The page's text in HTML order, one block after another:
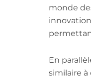
monde
En
similaire